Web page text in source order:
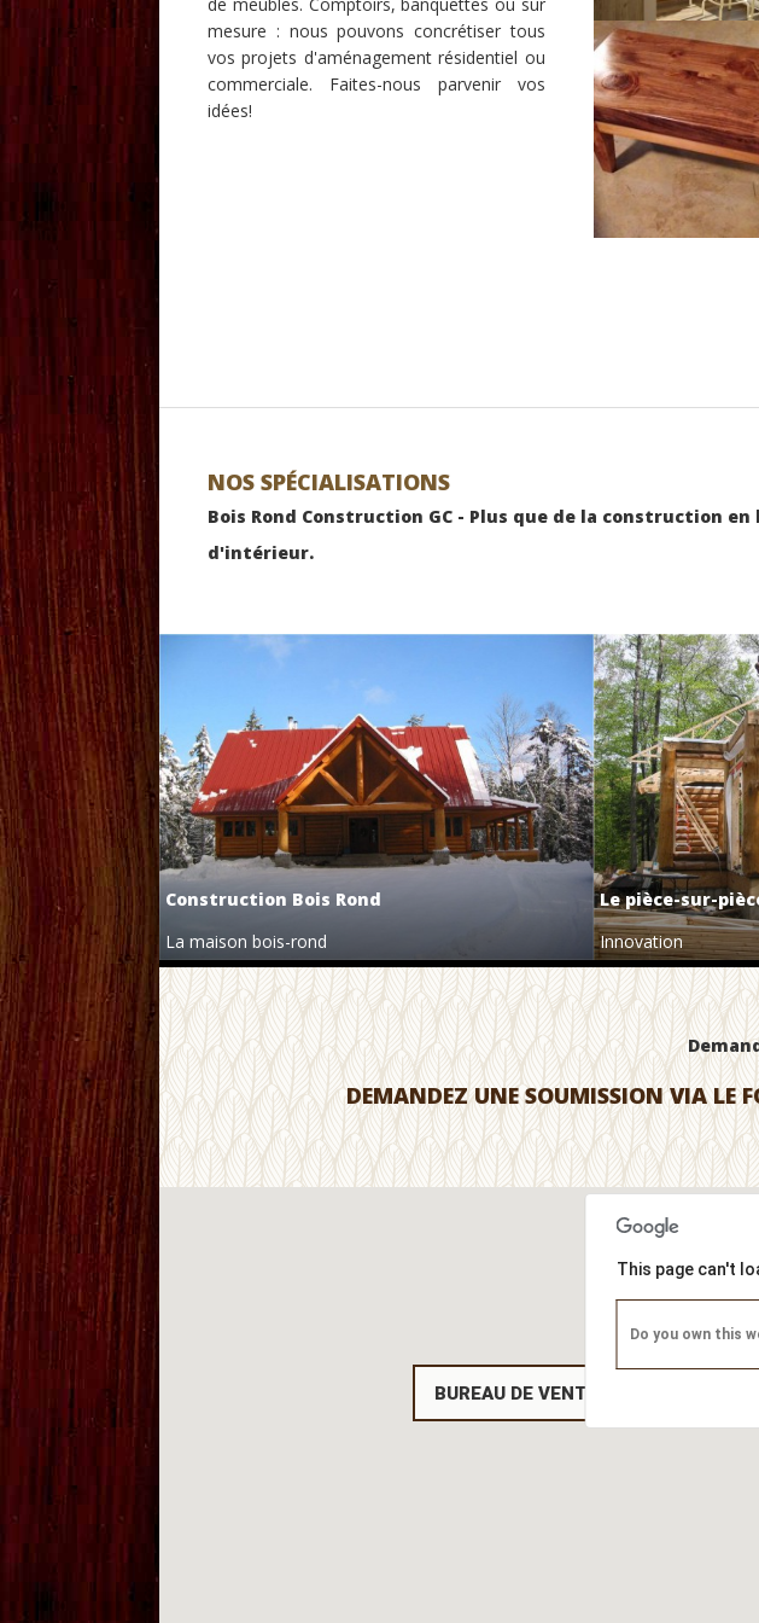
mesure : nous pouvons concrétiser tous
vos projets d'aménagement résidentiel ou
commerciale. Faites-nous parvenir vos
idées!
NOS SPÉCIALISATIONS
Bois Rond Construction GC - Plus que de la construction
d'intérieur.
Construction Bois Rond
La maison bois-rond
Le pièce-sur-
Innovation
DEMANDEZ UNE SOUMISSION VIA LE
BUREAU DE VENTE - 456 RUE
This page can't
Do you own this